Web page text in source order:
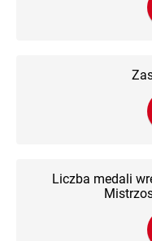
Liczba medali